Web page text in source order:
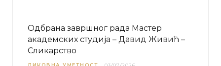
Одбрана завршног рада Мастер
академских студија – Давид Живић –
Сликарство